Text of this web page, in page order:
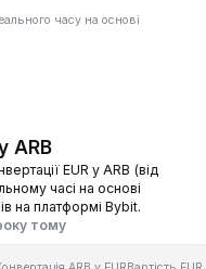
часу на основі
ARB
EUR у ARB (від
часі на основі
на платформі Bybit.
тому